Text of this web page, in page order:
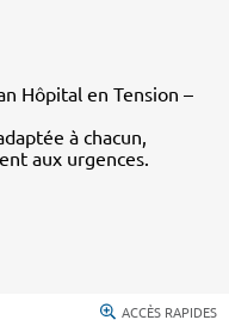
Hôpital en Tension –
à chacun,
aux urgences.
ACCÈS RAPIDES